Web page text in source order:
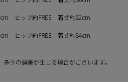
ヒップ約FREE 着丈約82cm
ヒップ約FREE 着丈約84cm
少の誤差が生じる場合がございます。